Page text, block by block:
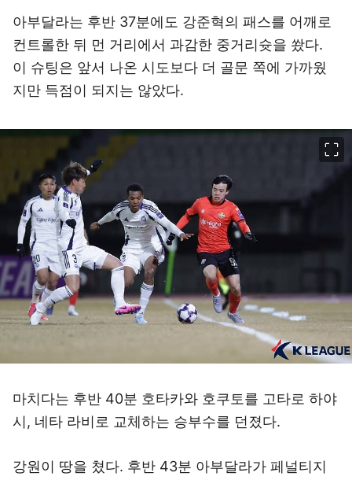
아부달라는 후반 37분에도 강준혁의 패스를 어깨로
컨트롤한 뒤 먼 거리에서 과감한 중거리슛을 쐈다.
이 슈팅은 앞서 나온 시도보다 더 골문 쪽에 가까웠
지만 득점이 되지는 않았다.
마치다는 후반 40분 호타카와 호쿠토를 고타로 하야
시, 네타 라비로 교체하는 승부수를 던졌다.
강원이 땅을 쳤다. 후반 43분 아부달라가 페널티지